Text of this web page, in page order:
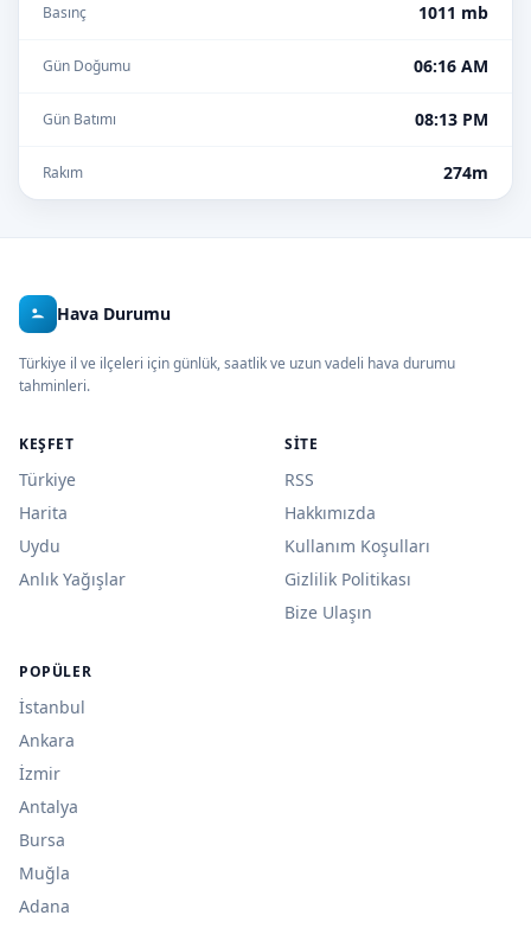
Basınç 1011 mb
Gün Doğumu 06:16 AM
Gün Batımı 08:13 PM
Rakım 274m
Hava Durumu
Türkiye il ve ilçeleri için günlük, saatlik ve uzun vadeli hava durumu
tahminleri.
KEŞFET
Türkiye
Harita
Uydu
Anlık Yağışlar
SITE
RSS
Hakkımızda
Kullanım Koşulları
Gizlilik Politikası
Bize Ulaşın
POPÜLER
İstanbul
Ankara
İzmir
Antalya
Bursa
Muğla
Adana